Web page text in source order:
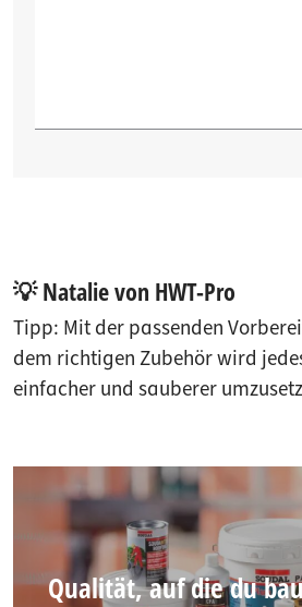
💡 Natalie von HWT-Pro
Tipp: Mit der passenden
dem richtigen Zubehör wird
einfacher und sauberer
Qualität, auf die du